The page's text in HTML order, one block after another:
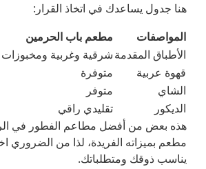
هنا جدول يساعدك في اتخاذ القرار:
المواصفات
مطعم باب الحرمين
الأطباق المقدمةشرقية وغربية
قهوة عربية
متوفرة
الشاي
متوفر
الديكور
تقليدي راقي
هذه بعض من أفضل مطاعم الفطور في
مطعم بميزاته الفريدة، لذا من الضروري
يناسب ذوقك ومتطلباتك.